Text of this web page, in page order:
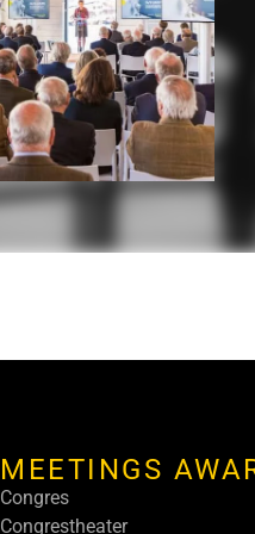
MEETINGS
Congres
Congrestheater